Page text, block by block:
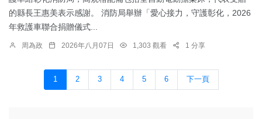
的縣長王惠美表示感謝。 消防局舉辦「愛心接力，守護彰化，2026
年救護車聯合捐贈儀式...
周為政 2026年八月07日 1,303 觀看 1 分享
1 2 3 4 5 6 下一頁